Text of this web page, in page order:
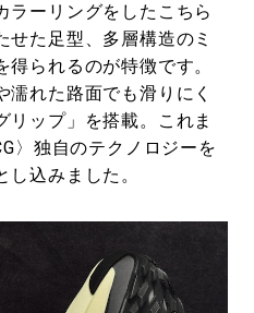
ラーリングをしたこちら
せた足型、多層構造のミ
られるのが特徴です。
れた路面でも滑りにく
リップ」を搭載。これま
〉独自のテクノロジーを
込みました。